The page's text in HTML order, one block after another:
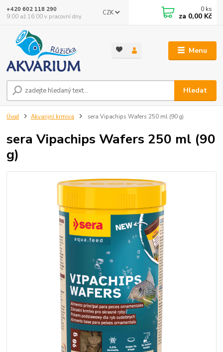
Menu
CZK
Hledat
+420 602 118 290
9:00 až 16:00 v pracovní dny
0 ks
za 0,00 Kč
Úvod Akvarijní krmiva sera Vipachips Wafers 250 ml (90 g)
sera Vipachips Wafers 250 ml (90
g)